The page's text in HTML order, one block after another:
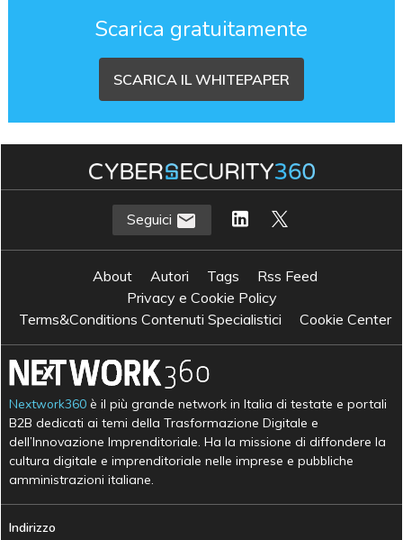
Scarica gratuitamente
SCARICA IL WHITEPAPER
Seguici
About Autori Tags
Rss Feed
Privacy e Cookie Policy
Terms&Conditions Contenuti Specialistici
Cookie Center
Nextwork360 è il più grande network in Italia di testate e portali
B2B dedicati ai temi della Trasformazione Digitale e
dell’Innovazione Imprenditoriale. Ha la missione di diffondere la
cultura digitale e imprenditoriale nelle imprese e pubbliche
amministrazioni italiane.
Indirizzo